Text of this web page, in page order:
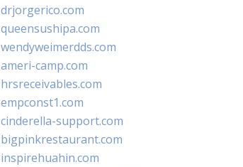
drjorgerico.com
queensushipa.com
wendyweimerdds.com
ameri-camp.com
hrsreceivables.com
empconst1.com
cinderella-support.com
bigpinkrestaurant.com
inspirehuahin.com